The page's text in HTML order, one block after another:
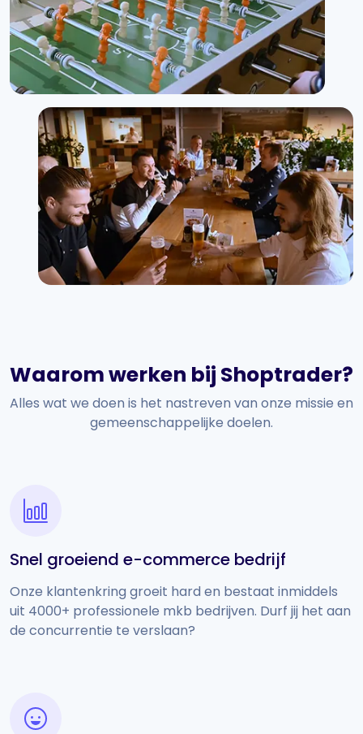
Waarom werken bij Shoptrader?
Alles wat we doen is het nastreven van onze missie en
gemeenschappelijke doelen.
Snel groeiend e-commerce bedrijf
Onze klantenkring groeit hard en bestaat inmiddels
uit 4000+ professionele mkb bedrijven. Durf jij het aan
de concurrentie te verslaan?